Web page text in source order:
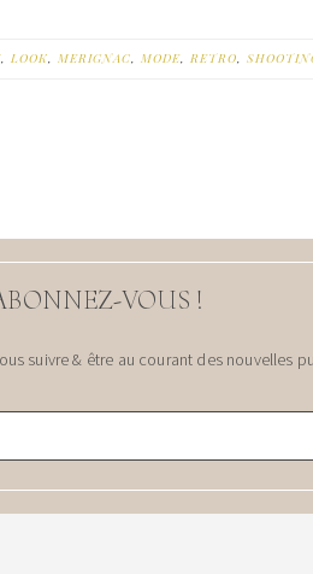
, LOOK, MERIGNAC, MODE, RETRO,
VOUS !
suivre & être au courant des nouvelles